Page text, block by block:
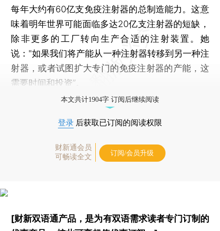
每年大约有60亿支免疫注射器的总制造能力。这意
味着明年世界可能面临多达20亿支注射器的短缺，
除非更多的工厂转向生产合适的注射装置。她
说："如果我们将产能从一种注射器转移到另一种注
射器，或者试图扩大专门的免疫注射器的产能，这
需要时间和投资”。
本文共计1904字 订阅后继续阅读
登录 后获取已订阅的阅读权限
财新通会员
可畅读全文
订阅/会员升级
[财新双语通产品，是为有双语需求读者专门订制的